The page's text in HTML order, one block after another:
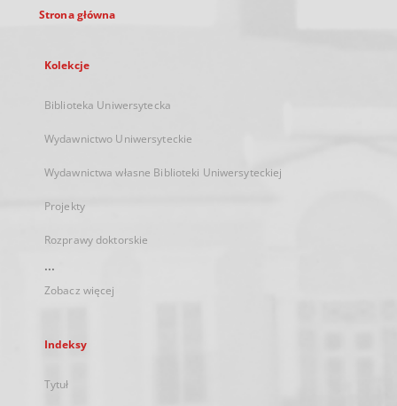
Strona główna
Kolekcje
Biblioteka Uniwersytecka
Wydawnictwo Uniwersyteckie
Wydawnictwa własne Biblioteki Uniwersyteckiej
Projekty
Rozprawy doktorskie
...
Zobacz więcej
Indeksy
Tytuł